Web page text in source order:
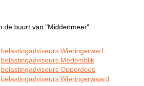
de buurt van "Middenmeer"
belastingadviseurs Wieringerwerf
belastingadviseurs Medemblik
belastingadviseurs Opperdoes
belastingadviseurs Wieringerwaard